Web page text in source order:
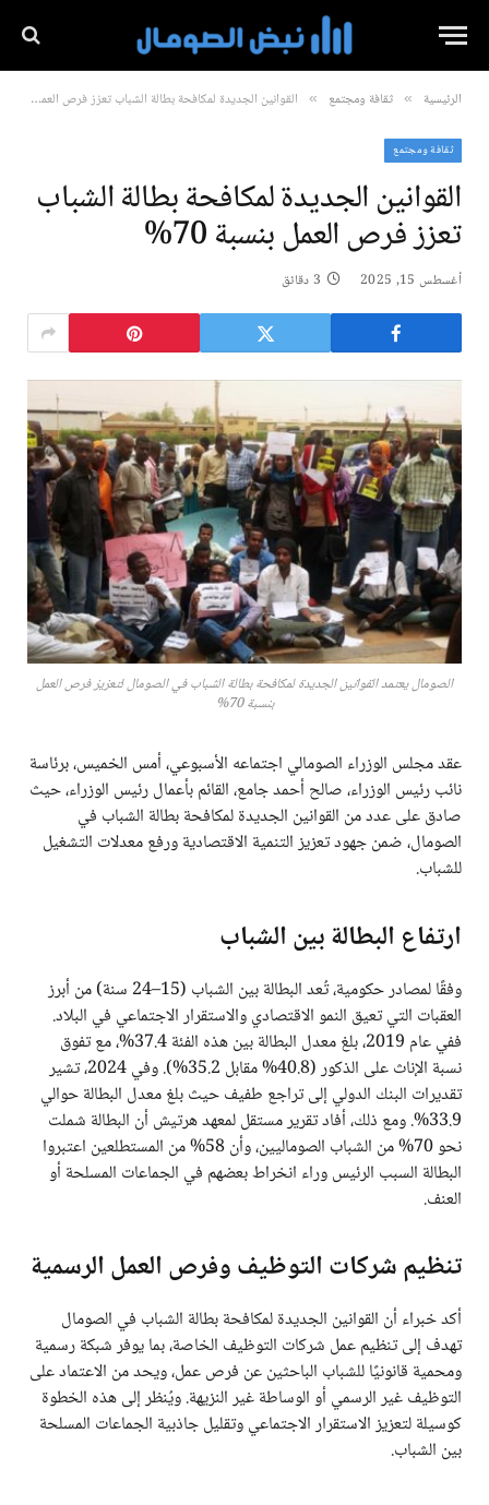
الرئيسية » ثقافة ومجتمع » القوانين الجديدة لمكافحة بطالة الشباب تعزز فرص العمل بنسبة 70%
ثقافة ومجتمع
القوانين الجديدة لمكافحة بطالة الشباب
تعزز فرص العمل بنسبة 70%
أغسطس 15, 2025 3 دقائق
الصومال يعتمد القوانين الجديدة لمكافحة بطالة الشباب في الصومال لتعزيز فرص العمل
بنسبة 70%
عقد مجلس الوزراء الصومالي اجتماعه الأسبوعي، أمس الخميس، برئاسة
نائب رئيس الوزراء، صالح أحمد جامع، القائم بأعمال رئيس الوزراء، حيث
صادق على عدد من القوانين الجديدة لمكافحة بطالة الشباب في
الصومال، ضمن جهود تعزيز التنمية الاقتصادية ورفع معدلات التشغيل
للشباب.
ارتفاع البطالة بين الشباب
وفقًا لمصادر حكومية، تُعد البطالة بين الشباب (15–24 سنة) من أبرز
العقبات التي تعيق النمو الاقتصادي والاستقرار الاجتماعي في البلاد.
ففي عام 2019، بلغ معدل البطالة بين هذه الفئة 37.4%، مع تفوق
نسبة الإناث على الذكور (40.8% مقابل 35.2%). وفي 2024، تشير
تقديرات البنك الدولي إلى تراجع طفيف حيث بلغ معدل البطالة حوالي
33.9%. ومع ذلك، أفاد تقرير مستقل لمعهد هرتيش أن البطالة شملت
نحو 70% من الشباب الصوماليين، وأن 58% من المستطلعين اعتبروا
البطالة السبب الرئيس وراء انخراط بعضهم في الجماعات المسلحة أو
العنف.
تنظيم شركات التوظيف وفرص العمل الرسمية
أكد خبراء أن القوانين الجديدة لمكافحة بطالة الشباب في الصومال
تهدف إلى تنظيم عمل شركات التوظيف الخاصة، بما يوفر شبكة رسمية
ومحمية قانونيًا للشباب الباحثين عن فرص عمل، ويحد من الاعتماد على
التوظيف غير الرسمي أو الوساطة غير النزيهة. ويُنظر إلى هذه الخطوة
كوسيلة لتعزيز الاستقرار الاجتماعي وتقليل جاذبية الجماعات المسلحة
بين الشباب.